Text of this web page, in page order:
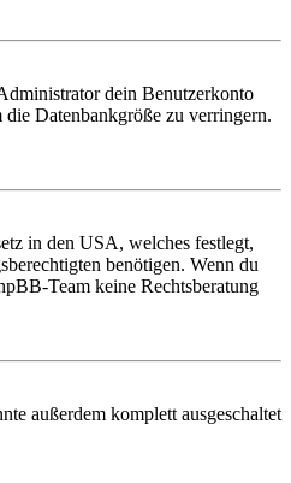
dein Benutzerkonto
Datenbankgröße zu verringern.
in den USA, welches festlegt,
benötigen. Wenn du
Team keine Rechtsberatung
außerdem komplett ausgeschaltet